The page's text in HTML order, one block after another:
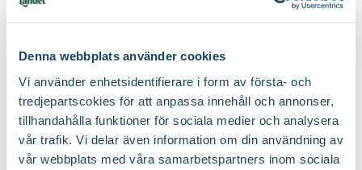
Denna webbplats använder cookies
Vi använder enhetsidentifierare i form av första- och
tredjepartscokies för att anpassa innehåll och annonser,
tillhandahålla funktioner för sociala medier och analysera
vår trafik. Vi delar även information om din användning av
vår webbplats med våra samarbetspartners inom sociala
Växtsätt: Lågt och kompakt och rundat
Beskärningstid:
Efter blomning och juli-september (jas-
perioden)